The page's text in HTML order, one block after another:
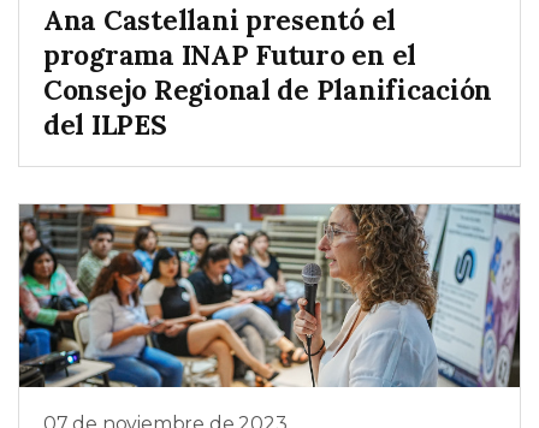
Ana Castellani presentó el
programa INAP Futuro en el
Consejo Regional de Planificación
del ILPES